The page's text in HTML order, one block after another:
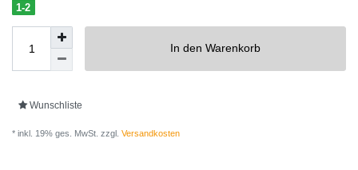
1-2
In den Warenkorb
Wunschliste
* inkl. 19% ges. MwSt. zzgl. Versandkosten